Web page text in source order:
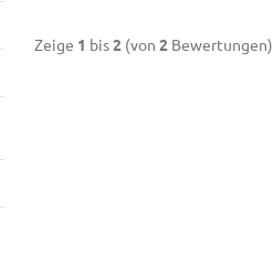
Zeige 1 bis2(von 2Bewertungen)